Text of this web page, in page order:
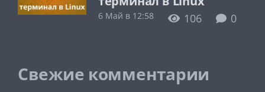
6 Май в 12:58 106 0
Свежие комментарии